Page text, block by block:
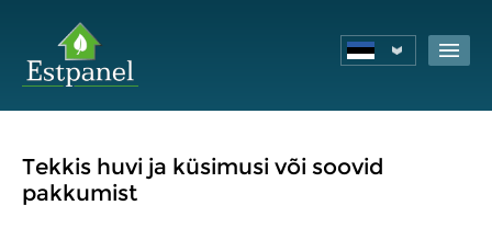
Tekkis huvi ja küsimusi või soovid
pakkumist